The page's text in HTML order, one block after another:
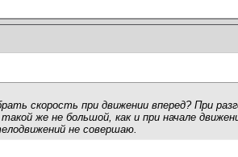
скорость при движении вперед? При
же не большой, как и при начале
не совершаю.